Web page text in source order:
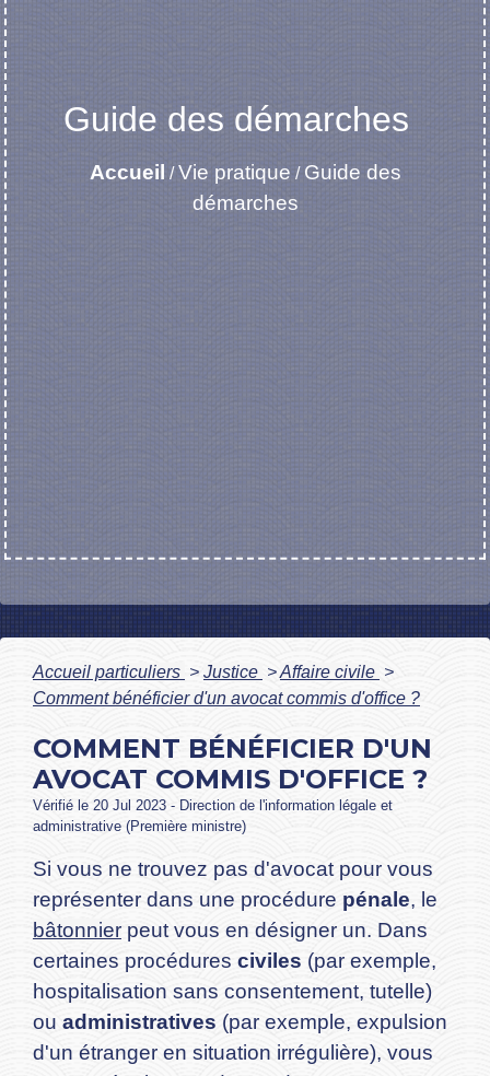
Guide des démarches
Accueil /Vie pratique / Guide des
démarches
Accueil particuliers > Justice >Affaire civile >
Comment bénéficier d'un avocat commis d'office ?
COMMENT BÉNÉFICIER D'UN
AVOCAT COMMIS D'OFFICE ?
Vérifié le 20 Jul 2023 - Direction de l'information légale et
administrative (Première ministre)
Si vous ne trouvez pas d'avocat pour vous
représenter dans une procédure pénale, le
bâtonnier peut vous en désigner un. Dans
certaines procédures civiles (par exemple,
hospitalisation sans consentement, tutelle)
ou administratives (par exemple, expulsion
d'un étranger en situation irrégulière), vous